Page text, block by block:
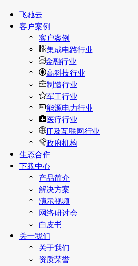
飞驰云
客户案例
客户案例
集成电路行业
金融行业
高科技行业
制造行业
军工行业
能源电力行业
医疗行业
IT及互联网行业
政府机构
生态合作
下载中心
产品简介
解决方案
演示视频
网络研讨会
白皮书
关于我们
关于我们
资质荣誉